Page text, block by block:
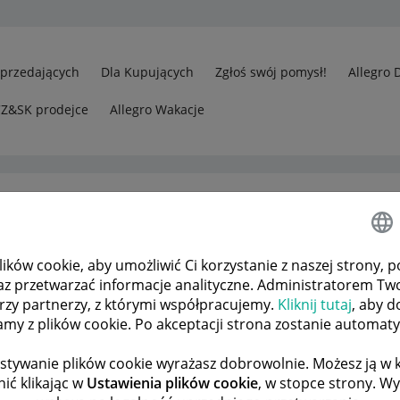
cookie, aby umożliwić Ci korzystanie z naszej strony,
przetwarzać informacje analityczne. Administratorem
partnerzy, z którymi współpracujemy. Kliknij tutaj, aby
z plików cookie. Po akceptacji strona zostanie
plików cookie wyrażasz dobrowolnie. Możesz ją w
klikając wUstawienia plików cookie, w stopce strony.
Dla Kupujących Zgłoś swój pomysł! Allegro
prodejce Allegro Wakacje
"Dostaw i płatność" w formularzu wystawienia/edycji
POPRZEDNIA NASTĘPNA